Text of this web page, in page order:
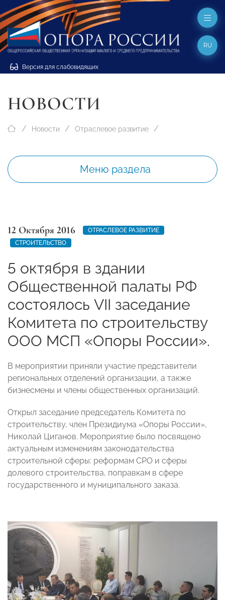
Версия для слабовидящих
RU
НОВОСТИ
Новости Отраслевое развитие
Меню раздела
12 Октября 2016
ОТРАСЛЕВОЕ РАЗВИТИЕ
СТРОИТЕЛЬСТВО
5 октября в здании
Общественной палаты РФ
состоялось VII заседание
Комитета по строительству
ООО МСП «Опоры России».
В мероприятии приняли участие представители
региональных отделений организации, а также
бизнесмены и члены общественных организаций.
Открыл заседание председатель Комитета по
строительству, член Президиума «Опоры России»,
Николай Циганов. Мероприятие было посвящено
актуальным изменениям законодательства
строительной сферы: реформам СРО и сферы
долевого строительства, поправкам в сфере
государственного и муниципального заказа.